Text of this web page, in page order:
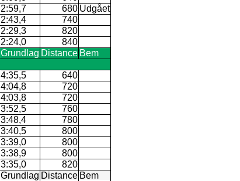
2:59,7 680 Udgået
2:43,4
740
2:29,3
820
2:24,0
840
Grundlag Distance Bem
4:35,5
640
4:04,8
720
4:03,8
720
3:52,5
760
3:48,4
780
3:40,5
800
3:39,0
800
3:38,9
800
3:35,0
820
Grundlag Distance Bem